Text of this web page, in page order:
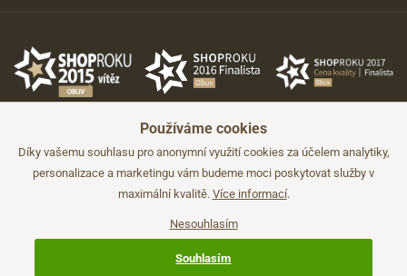
©2026 JADI.cz. Užití materiálů bez souhlasu není možné.
Používáme cookies
Díky vašemu souhlasu pro anonymní využití cookies za účelem analytiky,
personalizace a marketingu vám budeme moci poskytovat služby v
maximální kvalitě. Více informací.
Nesouhlasím
Souhlasím